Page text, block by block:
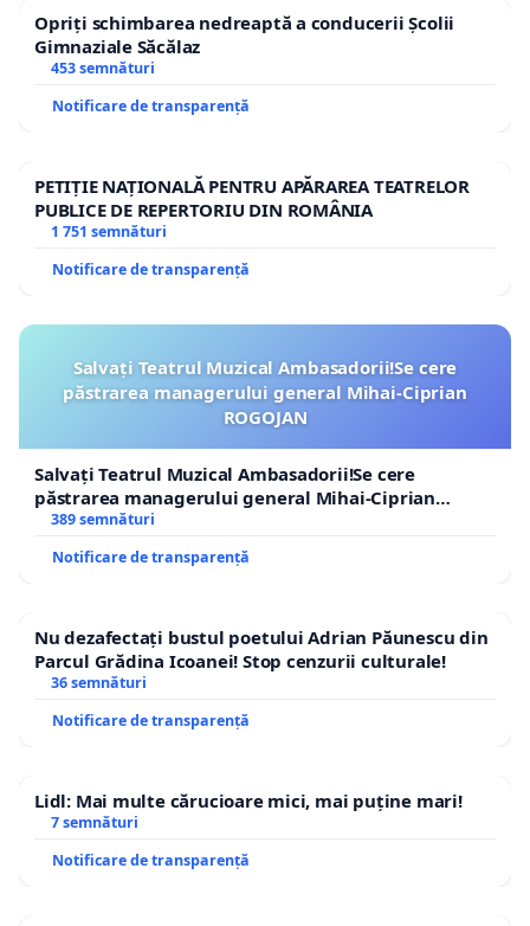
Opriți schimbarea nedreaptă a conducerii Școlii
Gimnaziale Săcălaz
453 semnături
Notificare de transparență
PETIȚIE NAȚIONALĂ PENTRU APĂRAREA TEATRELOR
PUBLICE DE REPERTORIU DIN ROMÂNIA
1 751 semnături
Notificare de transparență
Salvați Teatrul Muzical Ambasadorii!Se cere
păstrarea managerului general Mihai-Ciprian
ROGOJAN
Salvați Teatrul Muzical Ambasadorii!Se cere
păstrarea managerului general Mihai-Ciprian
ROGOJAN
389 semnături
Notificare de transparență
Nu dezafectați bustul poetului Adrian Păunescu din
Parcul Grădina Icoanei! Stop cenzurii culturale!
36 semnături
Notificare de transparență
Lidl: Mai multe cărucioare mici, mai puține mari!
7 semnături
Notificare de transparență